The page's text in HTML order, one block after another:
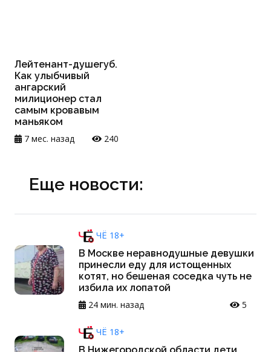
Лейтенант-душегуб.
Как улыбчивый
ангарский
милиционер стал
самым кровавым
маньяком
7 мес. назад
240
Еще новости:
ЧЁ 18+
В Москве неравнодушные девушки
принесли еду для истощенных
котят, но бешеная соседка чуть не
избила их лопатой
24 мин. назад
5
ЧЁ 18+